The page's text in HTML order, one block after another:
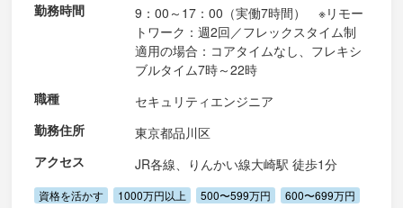
勤務時間
9：00～17：00（実働7時間） ※リモー
トワーク：週2回／フレックスタイム制
適用の場合：コアタイムなし、フレキシ
ブルタイム7時～22時
職種
セキュリティエンジニア
勤務住所
東京都品川区
アクセス
JR各線、りんかい線大崎駅 徒歩1分
資格を活かす 1000万円以上 500〜599万円
600〜699万円